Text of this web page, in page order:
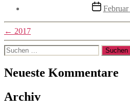
Februar
← 2017
Suchen
nach:
Neueste Kommentare
Archiv